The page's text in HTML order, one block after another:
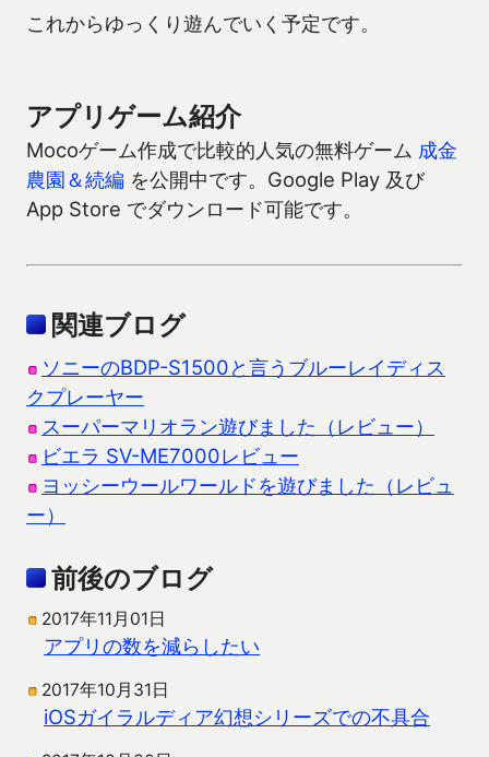
これからゆっくり遊んでいく予定です。
アプリゲーム紹介
Mocoゲーム作成で比較的人気の無料ゲーム 成金
農園＆続編 を公開中です。Google Play 及び
App Store でダウンロード可能です。
関連ブログ
ソニーのBDP-S1500と言うブルーレイディス
クプレーヤー
スーパーマリオラン遊びました（レビュー）
ビエラ SV-ME7000レビュー
ヨッシーウールワールドを遊びました（レビュ
ー）
前後のブログ
2017年11月01日
アプリの数を減らしたい
2017年10月31日
iOSガイラルディア幻想シリーズでの不具合